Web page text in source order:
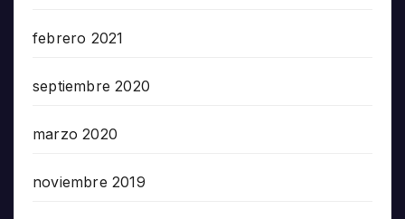
febrero 2021
septiembre 2020
marzo 2020
noviembre 2019